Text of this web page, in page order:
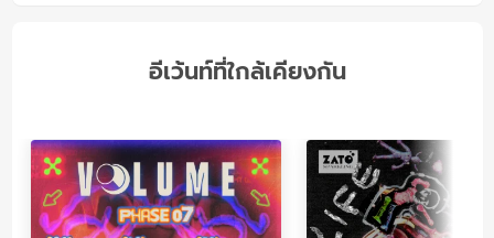
อีเว้นท์ที่ใกล้เคียงกัน